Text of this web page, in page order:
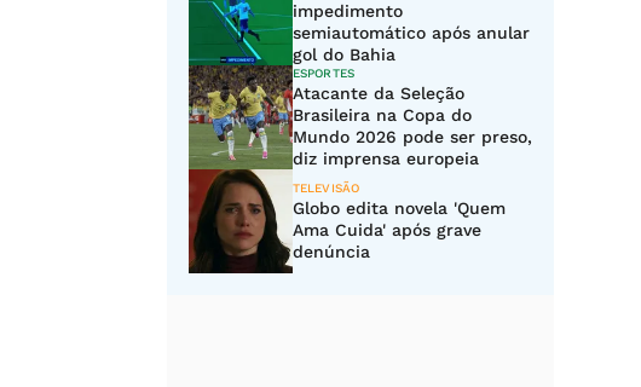
impedimento
semiautomático após anular
gol do Bahia
ESPORTES
Atacante da Seleção
Brasileira na Copa do
Mundo 2026 pode ser preso,
diz imprensa europeia
TELEVISÃO
Globo edita novela 'Quem
Ama Cuida' após grave
denúncia